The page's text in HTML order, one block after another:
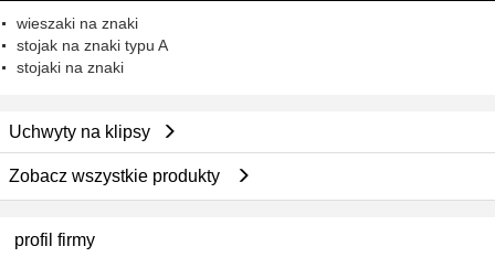
wieszaki na znaki
stojak na znaki typu A
stojaki na znaki
Uchwyty na klipsy
Zobacz wszystkie produkty
profil firmy